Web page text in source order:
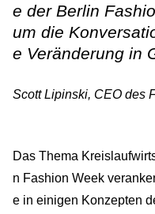
e der Berlin
um die
e Veränderung in
Scott Lipinski, CEO des
Das Thema
n Fashion Week
e in einigen Konzepten